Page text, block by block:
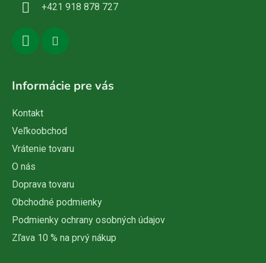
+421 918 878 727
Informácie pre vás
Kontakt
Veľkoobchod
Vrátenie tovaru
O nás
Doprava tovaru
Obchodné podmienky
Podmienky ochrany osobných údajov
Zľava 10 % na prvý nákup